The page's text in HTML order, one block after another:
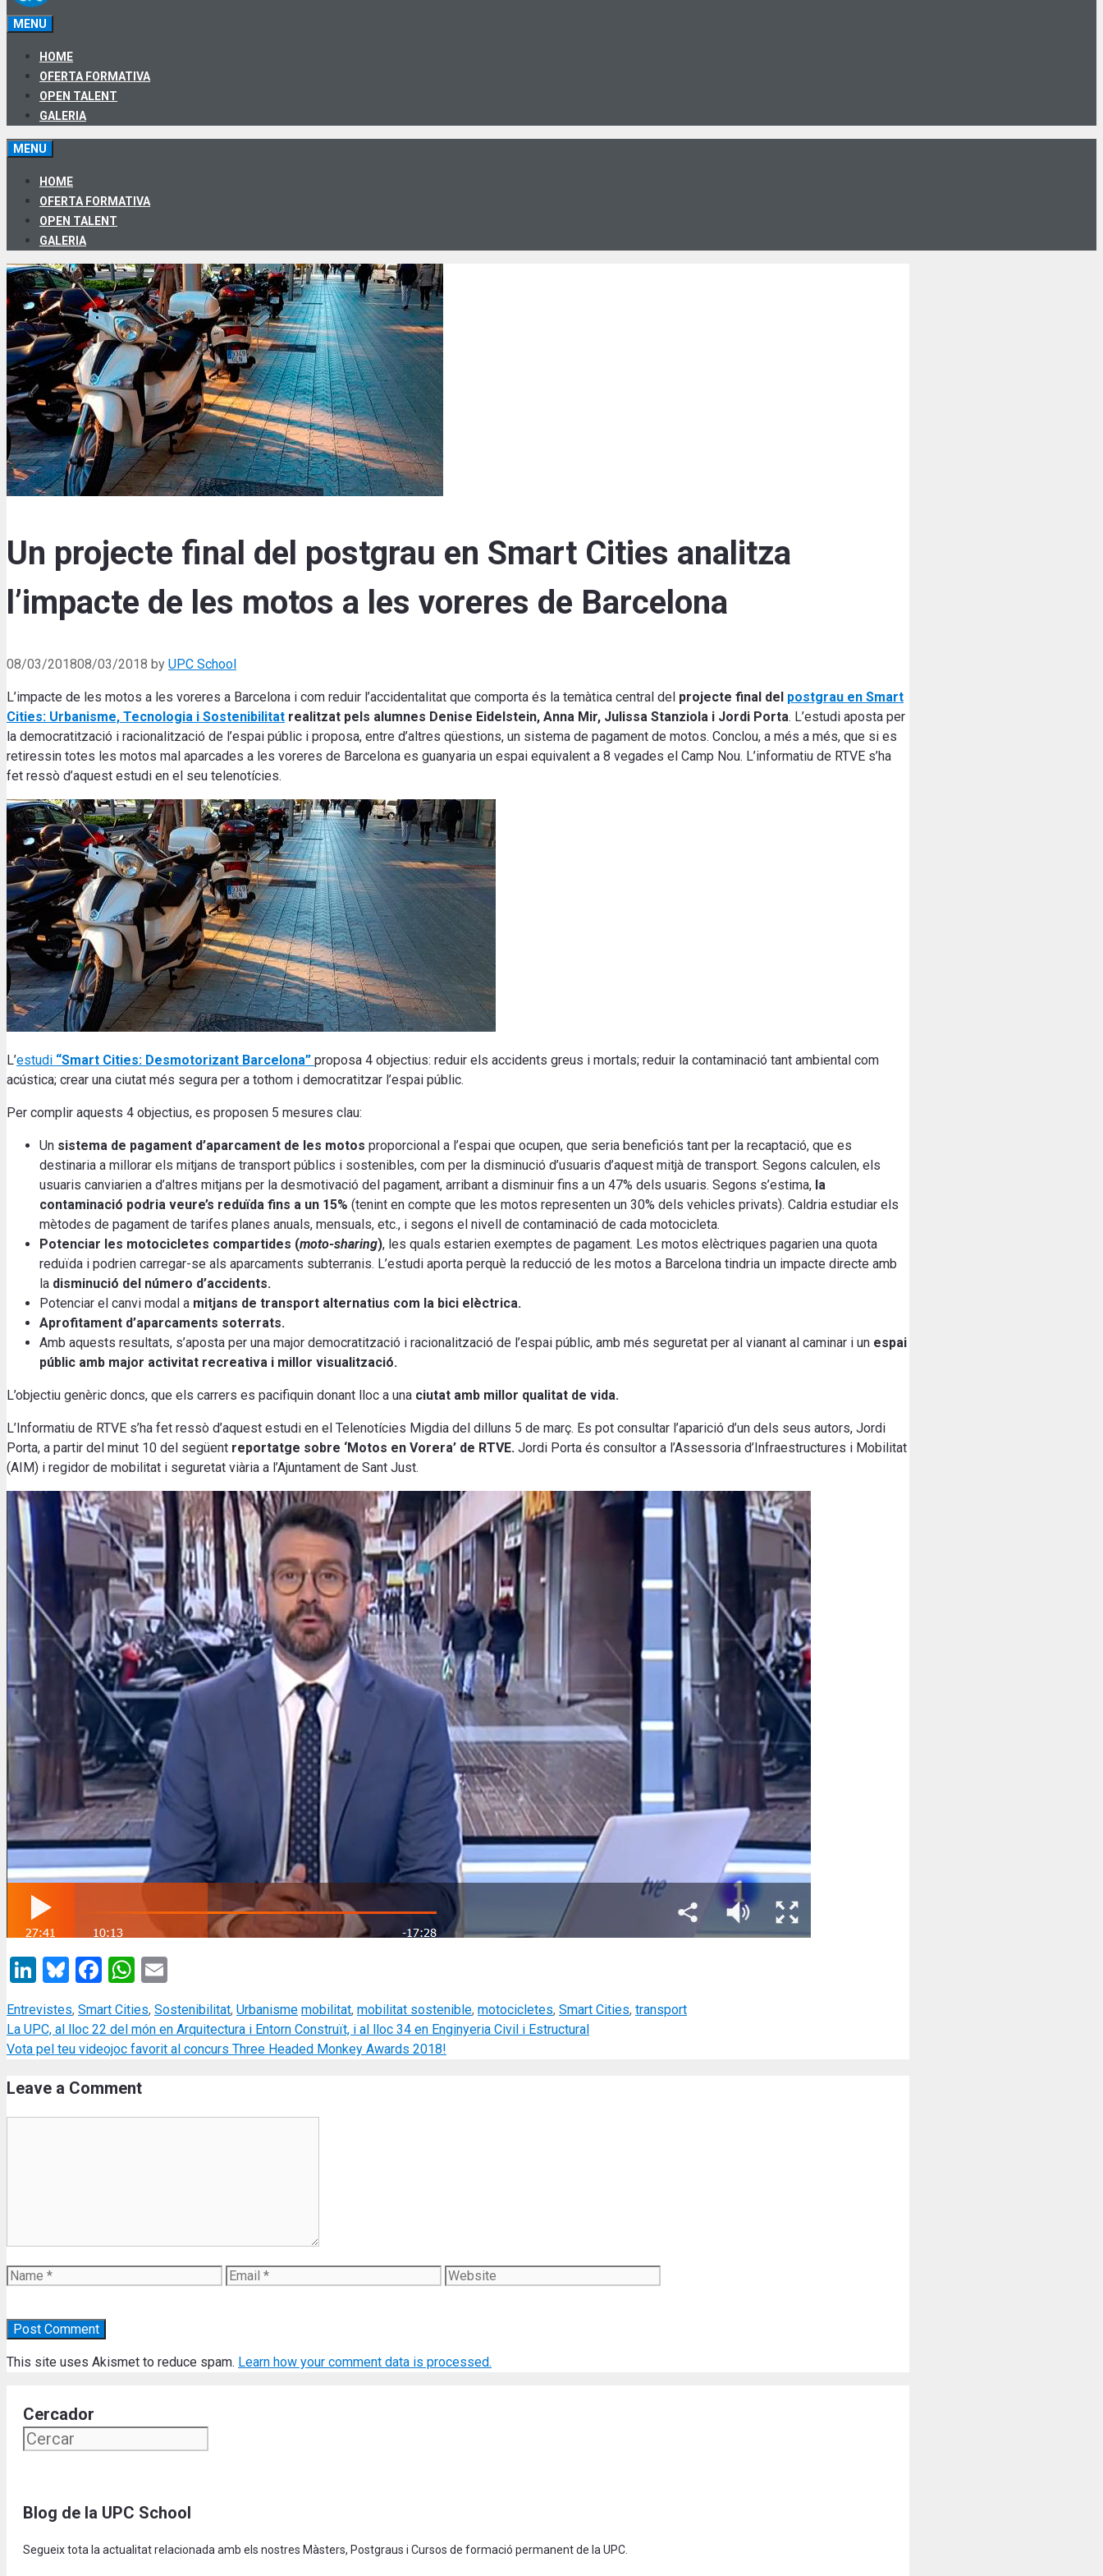
MENU
HOME
OFERTA FORMATIVA
OPEN TALENT
GALERIA
MENU
HOME
OFERTA FORMATIVA
OPEN TALENT
GALERIA
Un projecte final del postgrau en Smart Cities analitza
l’impacte de les motos a les voreres de Barcelona
08/03/201808/03/2018 by UPC School
L’impacte de les motos a les voreres a Barcelona i com reduir l’accidentalitat que comporta és la temàtica central del projecte final del postgrau en Smart
Cities: Urbanisme, Tecnologia i Sostenibilitat realitzat pels alumnes Denise Eidelstein, Anna Mir, Julissa Stanziola i Jordi Porta. L’estudi aposta per
la democratització i racionalització de l’espai públic i proposa, entre d’altres qüestions, un sistema de pagament de motos. Conclou, a més a més, que si es
retiressin totes les motos mal aparcades a les voreres de Barcelona es guanyaria un espai equivalent a 8 vegades el Camp Nou. L’informatiu de RTVE s’ha
fet ressò d’aquest estudi en el seu telenotícies.
L’estudi “Smart Cities: Desmotorizant Barcelona” proposa 4 objectius: reduir els accidents greus i mortals; reduir la contaminació tant ambiental com
acústica; crear una ciutat més segura per a tothom i democratitzar l’espai públic.
Per complir aquests 4 objectius, es proposen 5 mesures clau:
Un sistema de pagament d’aparcament de les motos proporcional a l’espai que ocupen, que seria beneficiós tant per la recaptació, que es
destinaria a millorar els mitjans de transport públics i sostenibles, com per la disminució d’usuaris d’aquest mitjà de transport. Segons calculen, els
usuaris canviarien a d’altres mitjans per la desmotivació del pagament, arribant a disminuir fins a un 47% dels usuaris. Segons s’estima, la
contaminació podria veure’s reduïda fins a un 15% (tenint en compte que les motos representen un 30% dels vehicles privats). Caldria estudiar els
mètodes de pagament de tarifes planes anuals, mensuals, etc., i segons el nivell de contaminació de cada motocicleta.
Potenciar les motocicletes compartides (moto-sharing), les quals estarien exemptes de pagament. Les motos elèctriques pagarien una quota
reduïda i podrien carregar-se als aparcaments subterranis. L’estudi aporta perquè la reducció de les motos a Barcelona tindria un impacte directe amb
la disminució del número d’accidents.
Potenciar el canvi modal a mitjans de transport alternatius com la bici elèctrica.
Aprofitament d’aparcaments soterrats.
Amb aquests resultats, s’aposta per una major democratització i racionalització de l’espai públic, amb més seguretat per al vianant al caminar i un espai
públic amb major activitat recreativa i millor visualització.
L’objectiu genèric doncs, que els carrers es pacifiquin donant lloc a una ciutat amb millor qualitat de vida.
L’Informatiu de RTVE s’ha fet ressò d’aquest estudi en el Telenotícies Migdia del dilluns 5 de març. Es pot consultar l’aparició d’un dels seus autors, Jordi
Porta, a partir del minut 10 del següent reportatge sobre ‘Motos en Vorera’ de RTVE. Jordi Porta és consultor a l’Assessoria d’Infraestructures i Mobilitat
(AIM) i regidor de mobilitat i seguretat viària a l’Ajuntament de Sant Just.
LinkedIn
Bluesky
Facebook
WhatsApp
Categories
Entrevistes, Smart Cities, Sostenibilitat, Urbanisme Tags
mobilitat, mobilitat sostenible, motocicletes, Smart Cities, transport
La UPC, al lloc 22 del món en Arquitectura i Entorn Construït, i al lloc 34 en Enginyeria Civil i Estructural
Vota pel teu videojoc favorit al concurs Three Headed Monkey Awards 2018!
Leave a Comment
Name Email Website
This site uses Akismet to reduce spam. Learn how your comment data is processed.
Cercador
Blog de la UPC School
Segueix tota la actualitat relacionada amb els nostres Màsters, Postgraus i Cursos de formació permanent de la UPC.